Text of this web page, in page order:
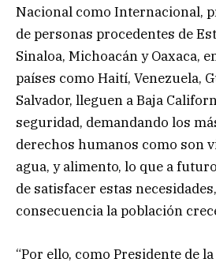
Nacional como Internacional,
de personas procedentes de
Sinaloa, Michoacán y Oaxaca,
países como Haití, Venezuela,
Salvador, lleguen a Baja
seguridad, demandando los
derechos humanos como son
agua, y alimento, lo que a
de satisfacer estas
consecuencia la población
“Por ello, como Presidente de